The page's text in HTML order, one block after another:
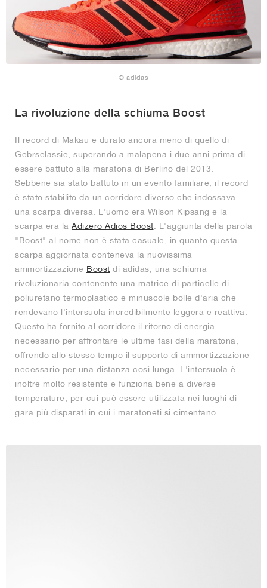
© adidas
La rivoluzione della schiuma Boost
Il record di Makau è durato ancora meno di quello di
Gebrselassie, superando a malapena i due anni prima di
essere battuto alla maratona di Berlino del 2013.
Sebbene sia stato battuto in un evento familiare, il record
è stato stabilito da un corridore diverso che indossava
una scarpa diversa. L'uomo era Wilson Kipsang e la
scarpa era la Adizero Adios Boost . L'aggiunta della parola
"Boost" al nome non è stata casuale, in quanto questa
scarpa aggiornata conteneva la nuovissima
ammortizzazione Boost di adidas, una schiuma
rivoluzionaria contenente una matrice di particelle di
poliuretano termoplastico e minuscole bolle d'aria che
rendevano l'intersuola incredibilmente leggera e reattiva.
Questo ha fornito al corridore il ritorno di energia
necessario per affrontare le ultime fasi della maratona,
offrendo allo stesso tempo il supporto di ammortizzazione
necessario per una distanza così lunga. L'intersuola è
inoltre molto resistente e funziona bene a diverse
temperature, per cui può essere utilizzata nei luoghi di
gara più disparati in cui i maratoneti si cimentano.